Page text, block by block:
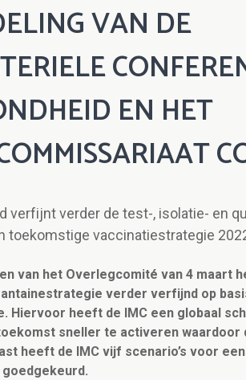
VAN DE
EN HET
verfijnt verder de test-, isolatie- en
toekomstige vaccinatiestrategie
van het Overlegcomité van 4 maart
verder verfijnd op
Hiervoor heeft de IMC een globaal
sneller te activeren
heeft de IMC vijf scenario’s voor